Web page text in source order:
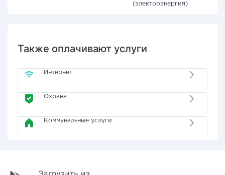
(электроэнергия)
Также оплачивают услуги
Интернет
Охрана
Коммунальные услуги